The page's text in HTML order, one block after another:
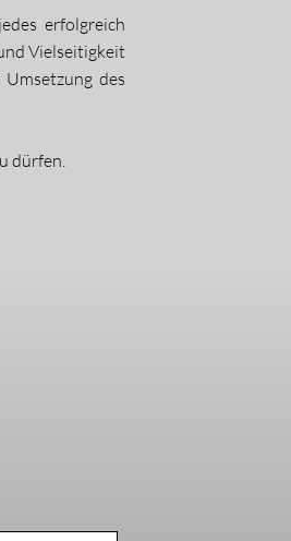
erfolgreich
Vielseitigkeit
des
dürfen.